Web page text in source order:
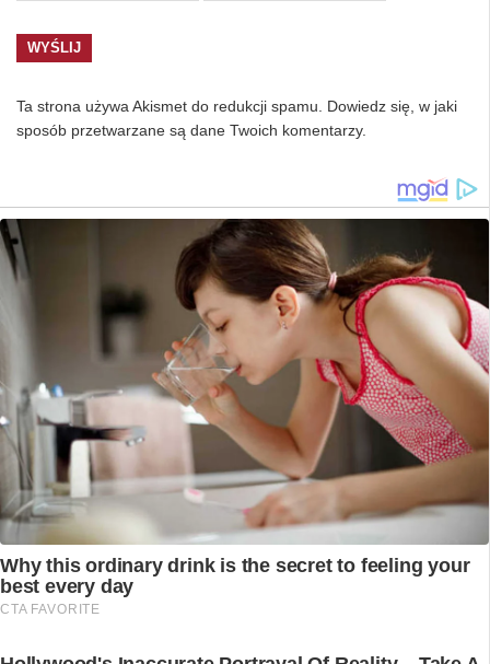
Ta strona używa Akismet do redukcji spamu. Dowiedz się, w jaki
sposób przetwarzane są dane Twoich komentarzy.